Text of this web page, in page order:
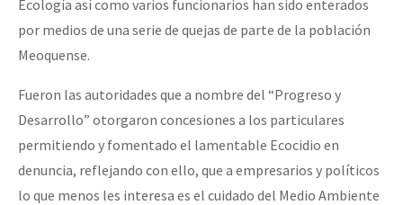
Ecología así como varios funcionarios han sido enterados
por medios de una serie de quejas de parte de la población
Meoquense.
Fueron las autoridades que a nombre del “Progreso y
Desarrollo” otorgaron concesiones a los particulares
permitiendo y fomentado el lamentable Ecocidio en
denuncia, reflejando con ello, que a empresarios y políticos
lo que menos les interesa es el cuidado del Medio Ambiente